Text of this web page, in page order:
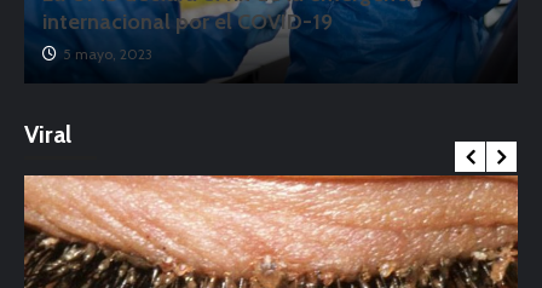
internacional por el COVID-19
5 mayo, 2023
Viral